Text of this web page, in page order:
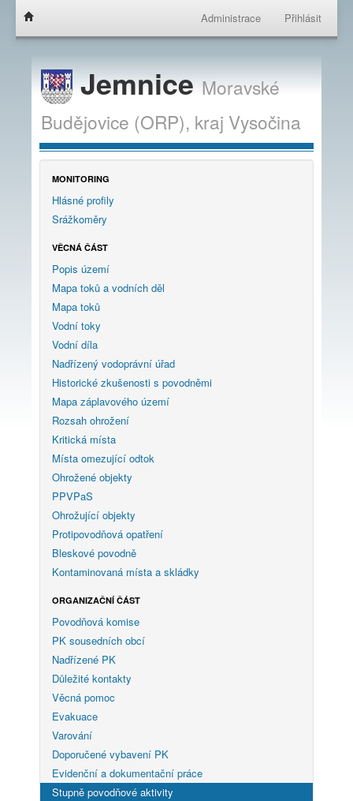
Administrace Přihlásit
JemniceMoravské
Budějovice (ORP), kraj Vysočina
MONITORING
Hlásné profily
Srážkoměry
VĚCNÁ ČÁST
Popis území
Mapa toků a vodních děl
Mapa toků
Vodní toky
Vodní díla
Nadřízený vodoprávní úřad
Historické zkušenosti s povodněmi
Mapa záplavového území
Rozsah ohrožení
Kritická místa
Místa omezující odtok
Ohrožené objekty
PPVPaS
Ohrožující objekty
Protipovodňová opatření
Bleskové povodně
Kontaminovaná místa a skládky
ORGANIZAČNÍ ČÁST
Povodňová komise
PK sousedních obcí
Nadřízené PK
Důležité kontakty
Věcná pomoc
Evakuace
Varování
Doporučené vybavení PK
Evidenční a dokumentační práce
Stupně povodňové aktivity